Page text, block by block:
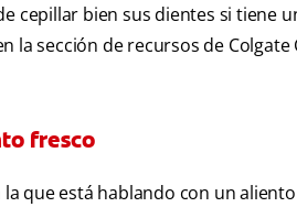
cepillar bien sus dientes si tiene
la sección de recursos de Colgate
fresco
que está hablando con un